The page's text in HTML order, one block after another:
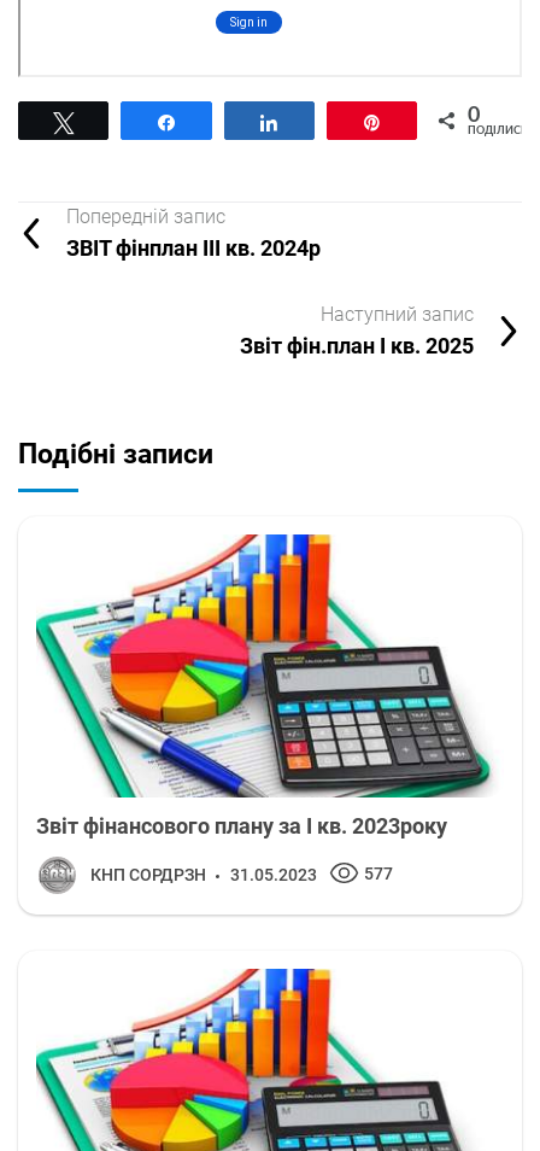
Поділитися Поділитися 0
ПОДІЛИСЬ
Попередній запис
ЗВІТ фінплан ІІІ кв. 2024р
Наступний запис
Звіт фін.план І кв. 2025
Подібні записи
Звіт фінансового плану за I кв. 2023року
КНП СОРДРЗН 31.05.2023 577